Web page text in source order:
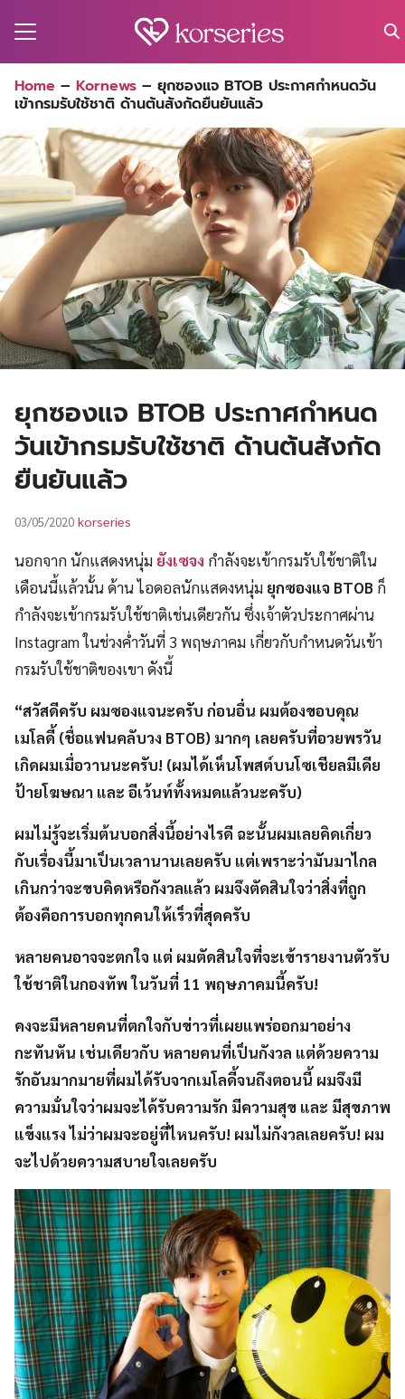
for:
Home – Kornews – ยุกซองแจ BTOB ประกาศกำหนดวัน
เข้ากรมรับใช้ชาติ ด้านต้นสังกัดยืนยันแล้ว
ยุกซองแจ BTOB ประกาศกำหนด
วันเข้ากรมรับใช้ชาติ ด้านต้นสังกัด
ยืนยันแล้ว
03/05/2020 korseries
นอกจาก นักแสดงหนุ่ม ยังเซจง กำลังจะเข้ากรมรับใช้ชาติใน
เดือนนี้แล้วนั้น ด้าน ไอดอลนักแสดงหนุ่ม ยุกซองแจ BTOB ก็
กำลังจะเข้ากรมรับใช้ชาติเช่นเดียวกัน ซึ่งเจ้าตัวประกาศผ่าน
Instagram ในช่วงค่ำวันที่ 3 พฤษภาคม เกี่ยวกับกำหนดวันเข้า
กรมรับใช้ชาติของเขา ดังนี้
“สวัสดีครับ ผมซองแจนะครับ ก่อนอื่น ผมต้องขอบคุณ
เมโลดี้ (ชื่อแฟนคลับวง BTOB) มากๆ เลยครับที่อวยพรวัน
เกิดผมเมื่อวานนะครับ! (ผมได้เห็นโพสต์บนโซเชียลมีเดีย
ป้ายโฆษณา และ อีเว้นท์ทั้งหมดแล้วนะครับ)
ผมไม่รู้จะเริ่มต้นบอกสิ่งนี้อย่างไรดี ฉะนั้นผมเลยคิดเกี่ยว
กับเรื่องนี้มาเป็นเวลานานเลยครับ แต่เพราะว่ามันมาไกล
เกินกว่าจะขบคิดหรือกังวลแล้ว ผมจึงตัดสินใจว่าสิ่งที่ถูก
ต้องคือการบอกทุกคนให้เร็วที่สุดครับ
หลายคนอาจจะตกใจ แต่ ผมตัดสินใจที่จะเข้ารายงานตัวรับ
ใช้ชาติในกองทัพ ในวันที่ 11 พฤษภาคมนี้ครับ!
คงจะมีหลายคนที่ตกใจกับข่าวที่เผยแพร่ออกมาอย่าง
กะทันหัน เช่นเดียวกับ หลายคนที่เป็นกังวล แต่ด้วยความ
รักอันมากมายที่ผมได้รับจากเมโลดี้จนถึงตอนนี้ ผมจึงมี
ความมั่นใจว่าผมจะได้รับความรัก มีความสุข และ มีสุขภาพ
แข็งแรง ไม่ว่าผมจะอยู่ที่ไหนครับ! ผมไม่กังวลเลยครับ! ผม
จะไปด้วยความสบายใจเลยครับ